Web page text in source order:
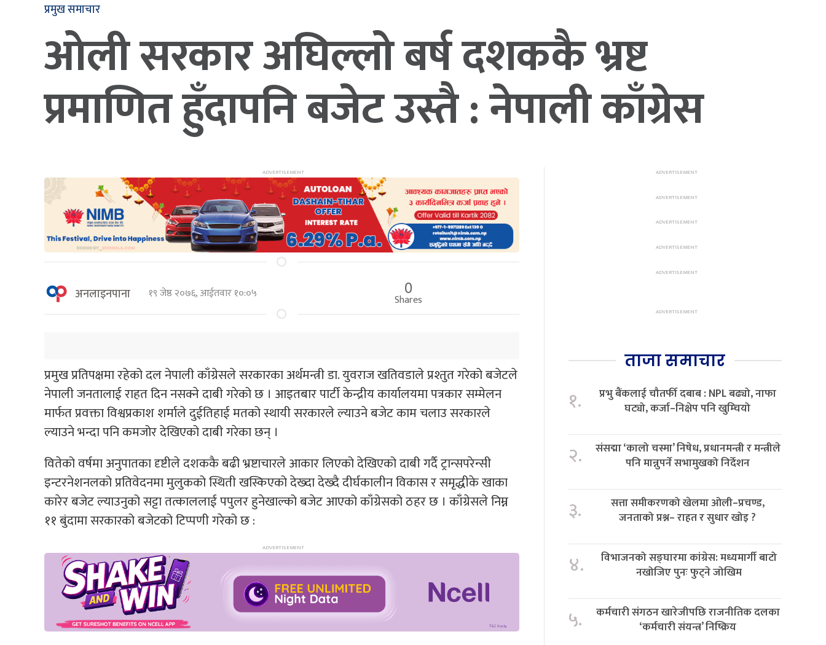
प्रमुख समाचार
ओली सरकार अघिल्लो बर्ष दशककै भ्रष्ट
प्रमाणित हुँदापनि बजेट उस्तै : नेपाली काँग्रेस
अनलाइनपाना १९ जेष्ठ २०७६, आईतवार १०:०५ 0
Shares
प्रमुख प्रतिपक्षमा रहेको दल नेपाली काँग्रेसले सरकारका अर्थमन्त्री डा. युवराज खतिवडाले प्रश्तुत गरेको बजेटले
नेपाली जनतालाई राहत दिन नसक्ने दाबी गरेको छ । आइतबार पार्टी केन्द्रीय कार्यालयमा पत्रकार सम्मेलन
मार्फत प्रवक्ता विश्वप्रकाश शर्माले दुईतिहाई मतको स्थायी सरकारले ल्याउने बजेट काम चलाउ सरकारले
ल्याउने भन्दा पनि कमजोर देखिएको दाबी गरेका छन् ।
वितेको वर्षमा अनुपातका दृष्टीले दशककै बढी भ्रष्टाचारले आकार लिएको देखिएको दाबी गर्दै ट्रान्सपरेन्सी
इन्टरनेशनलको प्रतिवेदनमा मुलुकको स्थिती खस्किएको देख्दा देख्दै दीर्घकालीन विकास र समृद्धीके खाका
कारेर बजेट ल्याउनुको सट्टा तत्काललाई पपुलर हुनेखाल्को बजेट आएको काँग्रेसको ठहर छ । काँग्रेसले निम्न
११ बुंदामा सरकारको बजेटको टिप्पणी गरेको छ :
ताजा समाचार
१.
प्रभु बैंकलाई चौतर्फी दबाब : NPL बढ्यो, नाफा
घट्यो, कर्जा–निक्षेप पनि खुम्चियो
२.
संसद्मा ‘कालो चस्मा’ निषेध, प्रधानमन्त्री र मन्त्रीले
पनि मान्नुपर्ने सभामुखको निर्देशन
३.
सत्ता समीकरणको खेलमा ओली–प्रचण्ड,
जनताको प्रश्न– राहत र सुधार खोइ ?
४.
विभाजनको सङ्घारमा कांग्रेस: मध्यमार्गी बाटो
नखोजिए पुनः फुट्ने जोखिम
५.
कर्मचारी संगठन खारेजीपछि राजनीतिक दलका
‘कर्मचारी संयन्त्र’ निष्क्रिय